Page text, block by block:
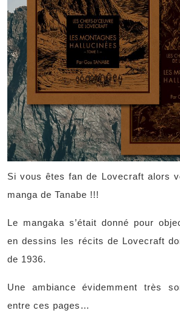
Si vous êtes fan de Lovecraft alors
manga de Tanabe !!!
Le mangaka s’était donné pour
en dessins les récits de Lovecraft
de 1936.
Une ambiance évidemment très
entre ces pages…